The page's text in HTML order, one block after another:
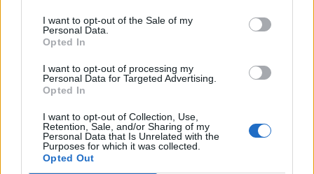
I want to opt-out of the Sale of my
Personal Data.
Opted In
I want to opt-out of processing my
Personal Data for Targeted Advertising.
Opted In
I want to opt-out of Collection, Use,
Retention, Sale, and/or Sharing of my
Personal Data that Is Unrelated with the
Purposes for which it was collected.
Opted Out
2
MATKAILU